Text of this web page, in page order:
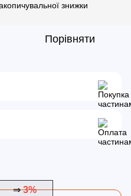
знижки
Порівняти
⇒3%